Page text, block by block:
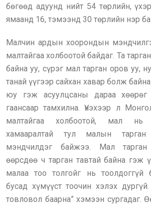
бөгөөд адуунд нийт 54 төрлийн,
ямаанд 16, тэмээнд 30 төрлийн нэр
Малчин ардын хоорондын
малтайгаа холбоотой байдаг. Та
байна уу, сүрэг мал тарган оров уу,
танай үүгээр сайхан хавар болж
юу гэж асуулцсаны дараа хөөрөг
гаансаар тамхилна. Үнэхээр л
малтайгаа холбоотой, мал нь
хамааралтай тул малын
мэндчилдэг байжээ. Мал
өөрсдөө ч тарган тавтай байна гэж
малаа тоо толгойг нь тоолдоггүй
бусад хүмүүст тоочин хэлэх
товловол баарна” хэмээн сургадаг.